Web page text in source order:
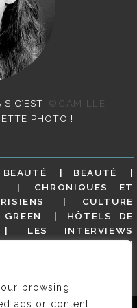
browsing
ads or content,
C’EST
©CAMILLE
PHOTO !
BEAUTÉ
CHRONIQUES ET
CULTURE
HÔTELS DE
LES INTERVIEWS
CLASSÉ
RESTAURANTS
SIOU PLAIT